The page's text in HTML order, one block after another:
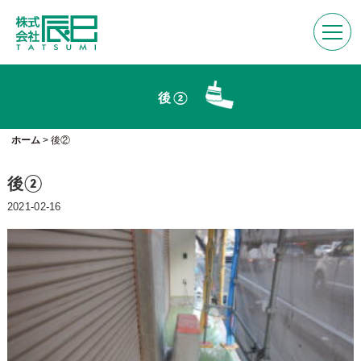
後②
ホーム> 後②
後②
2021-02-16